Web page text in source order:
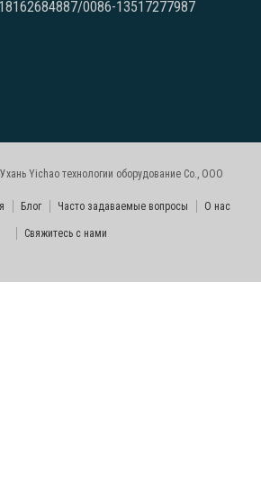
0086-13517277987
Yichao технологии оборудование Co., ООО
Блог Часто задаваемые вопросы О нас
Свяжитесь с нами